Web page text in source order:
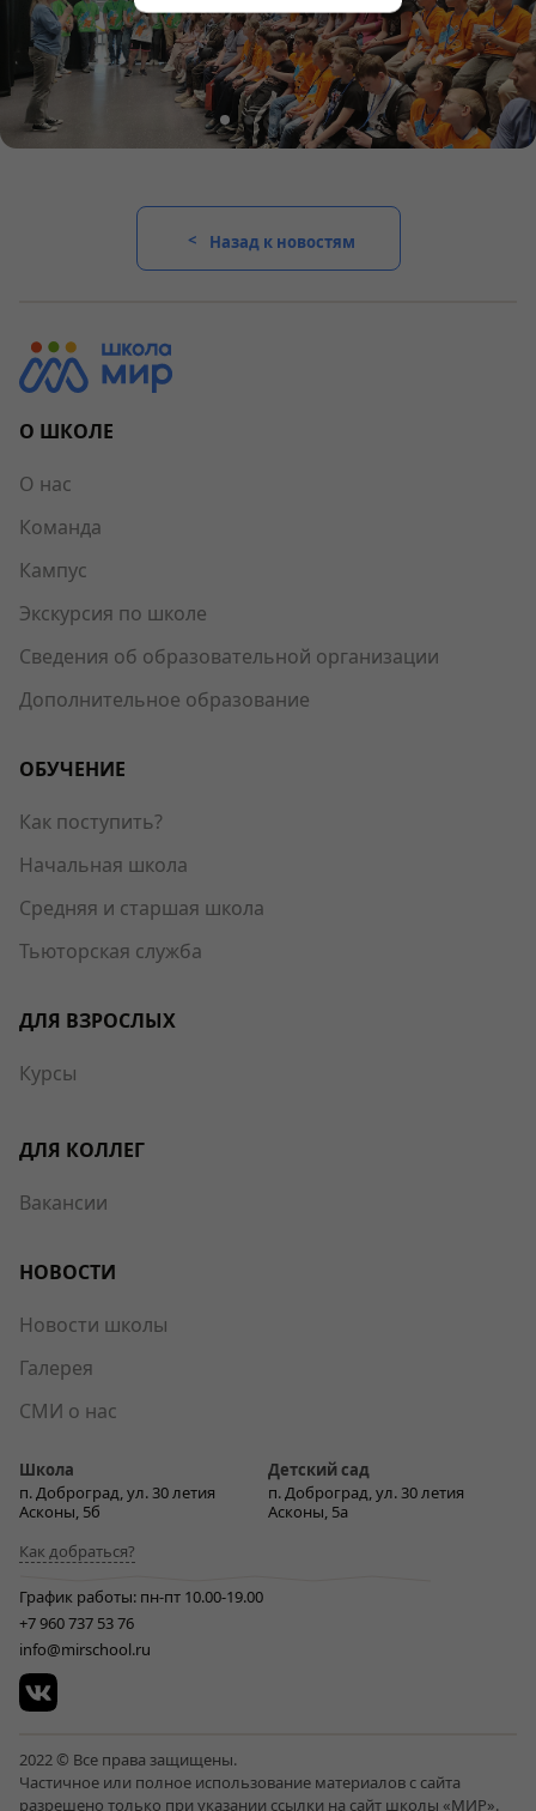
Назад к новостям
О ШКОЛЕ
О нас
Команда
Кампус
Экскурсия по школе
Сведения об образовательной организации
Дополнительное образование
ОБУЧЕНИЕ
Как поступить?
Начальная школа
Средняя и старшая школа
Тьюторская служба
ДЛЯ ВЗРОСЛЫХ
Курсы
ДЛЯ КОЛЛЕГ
Вакансии
НОВОСТИ
Новости школы
Галерея
СМИ о нас
Школа
п. Доброград, ул. 30 летия
Асконы, 5б
Детский сад
п. Доброград, ул. 30 летия
Асконы, 5а
Как добраться?
График работы: пн-пт 10.00-19.00
+7 960 737 53 76
info@mirschool.ru
2022 © Все права защищены.
Частичное или полное использование материалов с сайта
разрешено только при указании ссылки на сайт школы «МИР».